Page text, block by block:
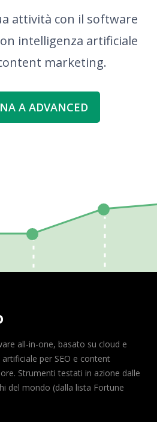
attività con il software
intelligenza artificiale
marketing.
A ADVANCED
all-in-one, basato su cloud e
per SEO e content
Strumenti testati in azione dalle
del mondo (dalla lista Fortune